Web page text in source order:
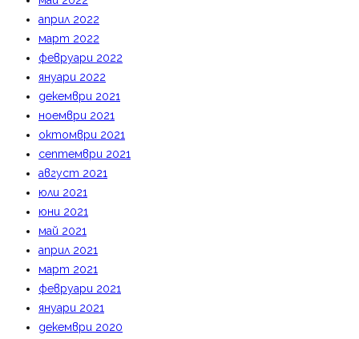
април 2022
март 2022
февруари 2022
януари 2022
декември 2021
ноември 2021
октомври 2021
септември 2021
август 2021
юли 2021
юни 2021
май 2021
април 2021
март 2021
февруари 2021
януари 2021
декември 2020